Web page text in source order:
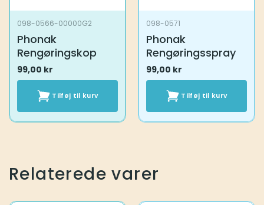
098-0566-00000G2
Phonak
Rengøringskop
99,00 kr
Tilføj til kurv
098-0571
Phonak
Rengøringsspray
99,00 kr
Tilføj til kurv
Relaterede varer